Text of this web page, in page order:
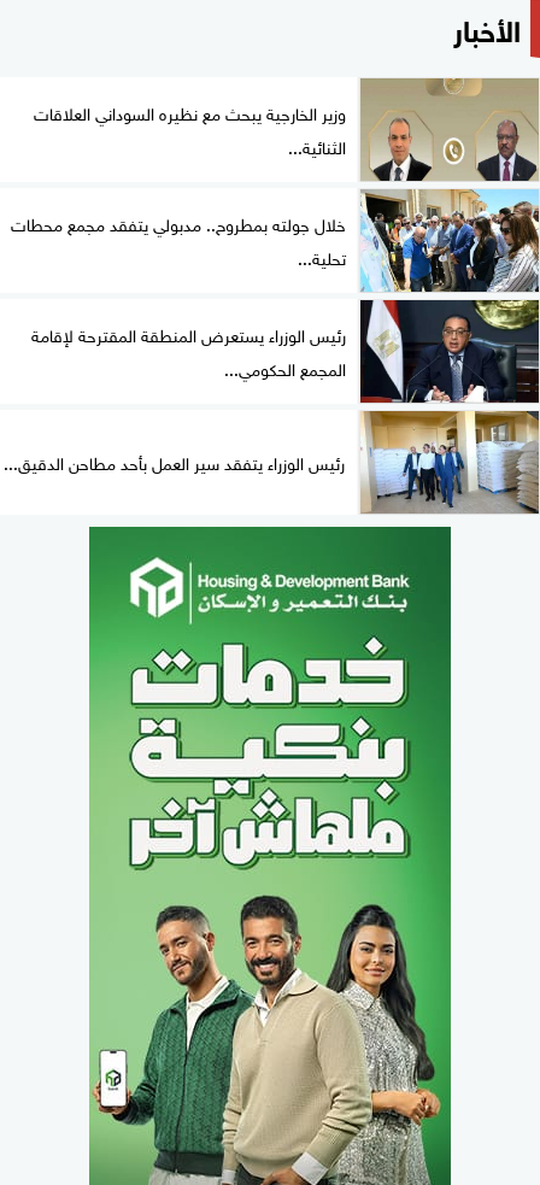
الأخبار
وزير الخارجية يبحث مع نظيره السوداني العلاقات
الثنائية...
خلال جولته بمطروح.. مدبولي يتفقد مجمع محطات
تحلية...
رئيس الوزراء يستعرض المنطقة المقترحة لإقامة
المجمع الحكومي...
رئيس الوزراء يتفقد سير العمل بأحد مطاحن الدقيق...